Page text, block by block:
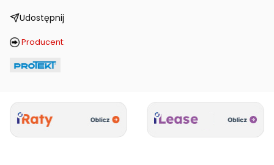
Udostępnij
Producent: